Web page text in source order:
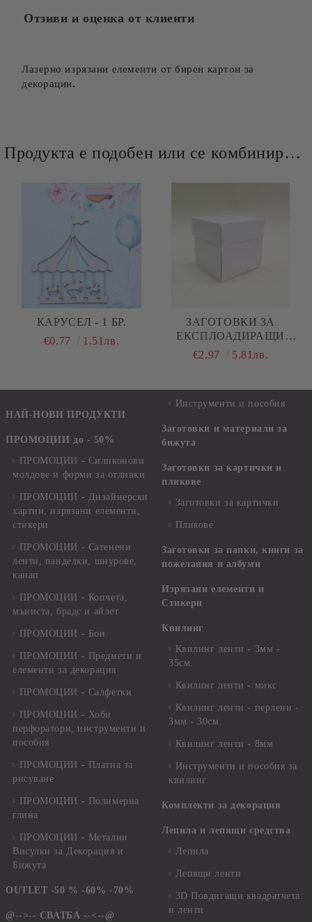
Отзиви и оценка от клиенти
Лазерно изрязани елементи от бирен картон за
декорации.
Продукта е подобен или се комбинира добре и със следните продукти :
КАРУСЕЛ - 1 БР.
€0.77
1.51лв.
ЗАГОТОВКИ ЗА
ЕКСПЛОАДИРАЩИ
КУТИИ - 2 БР.- БЯЛО
€2.97 5.81лв.
НАЙ-НОВИ ПРОДУКТИ
ПРОМОЦИИ до - 50%
ПРОМОЦИИ - Силиконови
молдове и форми за отливки
ПРОМОЦИИ - Дизайнерски
хартии, изрязани елементи,
стикери
ПРОМОЦИИ - Сатенени
ленти, панделки, шнурове,
канап
ПРОМОЦИИ - Копчета,
мъниста, брадс и айлет
ПРОМОЦИИ - Бои
ПРОМОЦИИ - Предмети и
елементи за декорация
ПРОМОЦИИ - Салфетки
ПРОМОЦИИ - Хоби
перфоратори, инструменти и
пособия
ПРОМОЦИИ - Платна за
рисуване
ПРОМОЦИИ - Полимерна
глина
ПРОМОЦИИ - Метални
Висулки за Декорация и
Бижута
OUTLET -50 % -60% -70%
@-->-- СВАТБА --<--@
Инструменти и пособия
Заготовки и материали за
бижута
Заготовки за картички и
пликове
Заготовки за картички
Пликове
Заготовки за папки, книги за
пожелания и албуми
Изрязани елементи и
Стикери
Квилинг
Квилинг ленти - 3мм -
35см.
Квилинг ленти - микс
Квилинг ленти - перлени -
3мм - 30см.
Квилинг ленти - 8мм
Инструменти и пособия за
квилинг
Комплекти за декорация
Лепила и лепящи средства
Лепила
Лепящи ленти
3D Повдигащи квадратчета
и ленти